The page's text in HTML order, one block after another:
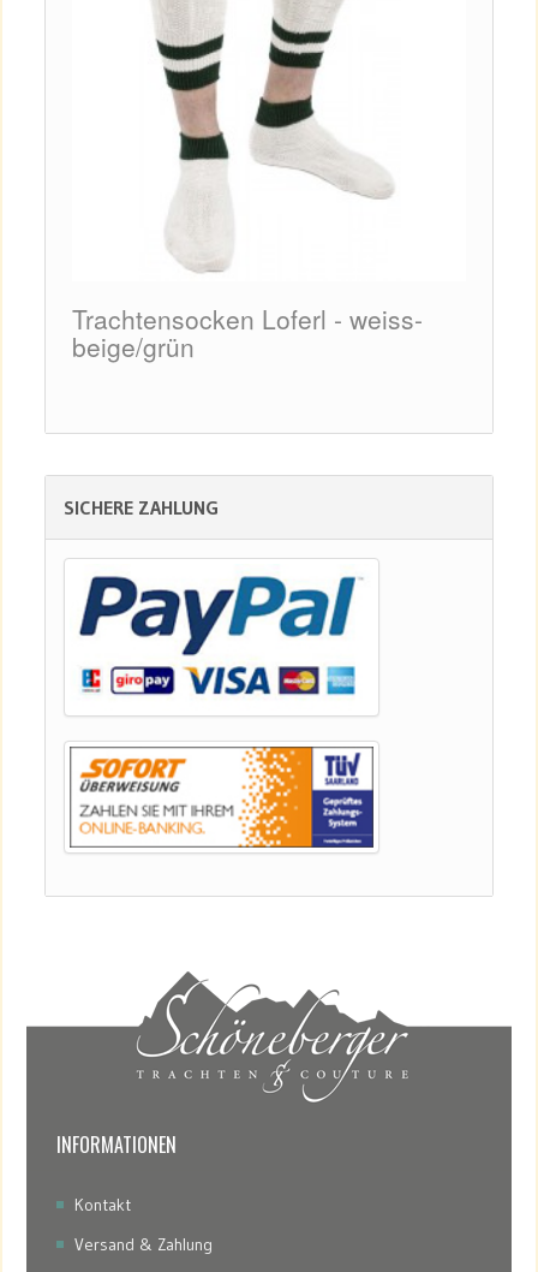
Trachtensocken Loferl - weiss-
beige/grün
SICHERE ZAHLUNG
INFORMATIONEN
Kontakt
Versand & Zahlung